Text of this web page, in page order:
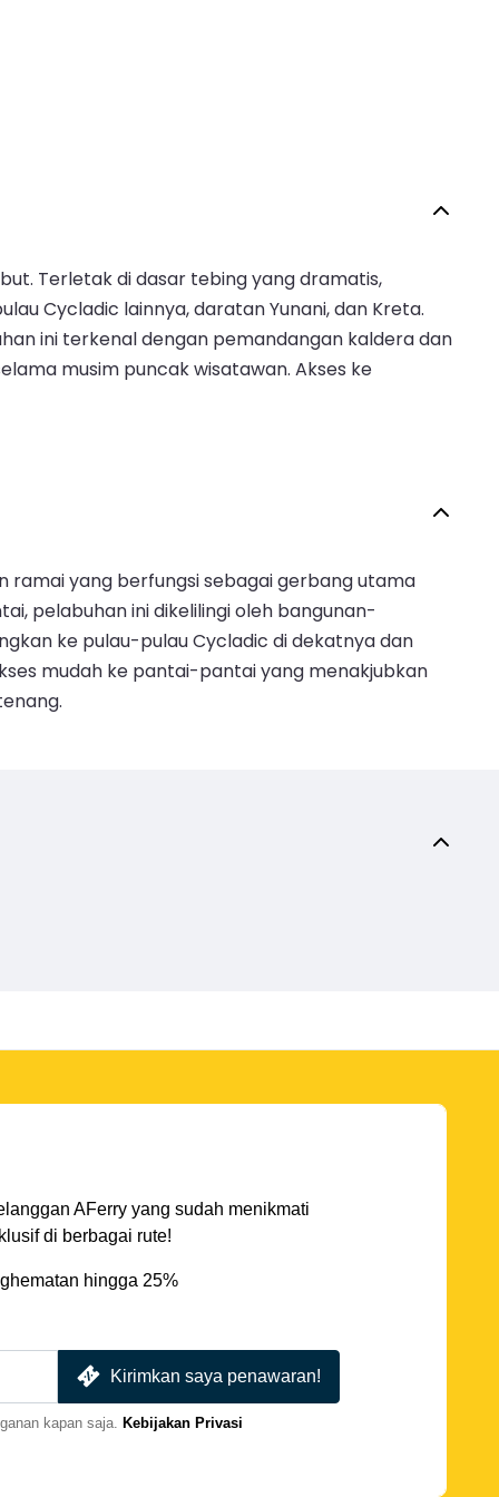
Terletak di dasar tebing yang dramatis,
Cycladic lainnya, daratan Yunani, dan Kreta.
ini terkenal dengan pemandangan kaldera dan
musim puncak wisatawan. Akses ke
ramai yang berfungsi sebagai gerbang utama
pelabuhan ini dikelilingi oleh bangunan-
ke pulau-pulau Cycladic di dekatnya dan
mudah ke pantai-pantai yang menakjubkan
AFerry yang sudah menikmati
di berbagai rute!
hingga 25%
Kirimkan saya penawaran!
kapan saja. Kebijakan Privasi